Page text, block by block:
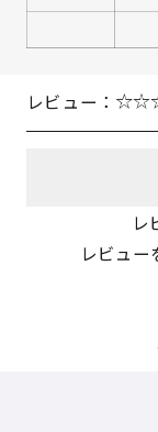
レビュー：
レ
レビュー